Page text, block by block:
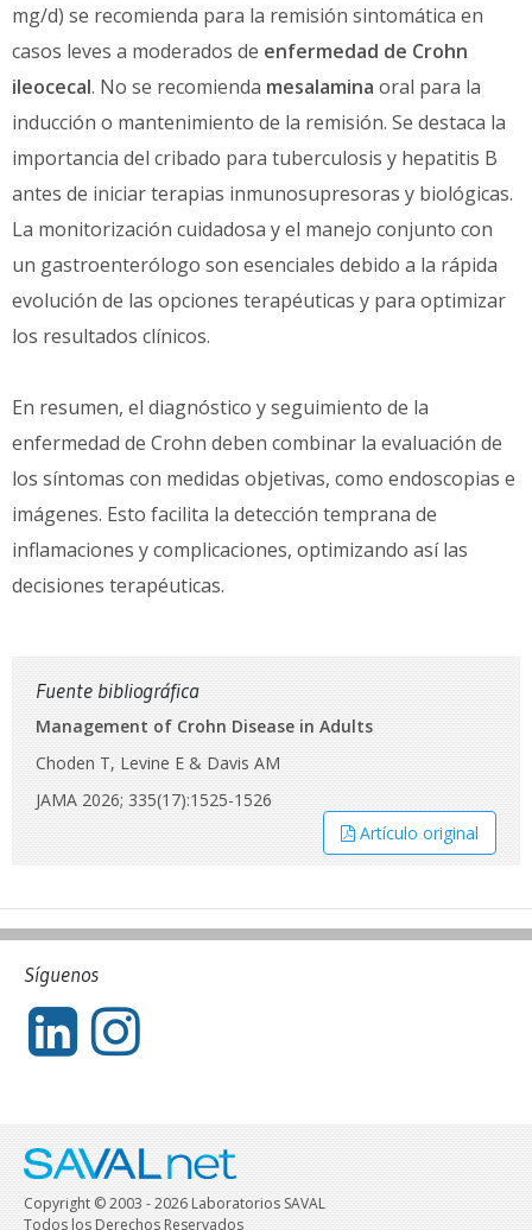
mg/d) se recomienda para la remisión sintomática en
casos leves a moderados de enfermedad de Crohn
ileocecal. No se recomienda mesalamina oral para la
inducción o mantenimiento de la remisión. Se destaca la
importancia del cribado para tuberculosis y hepatitis B
antes de iniciar terapias inmunosupresoras y biológicas.
La monitorización cuidadosa y el manejo conjunto con
un gastroenterólogo son esenciales debido a la rápida
evolución de las opciones terapéuticas y para optimizar
los resultados clínicos.
En resumen, el diagnóstico y seguimiento de la
enfermedad de Crohn deben combinar la evaluación de
los síntomas con medidas objetivas, como endoscopias e
imágenes. Esto facilita la detección temprana de
inflamaciones y complicaciones, optimizando así las
decisiones terapéuticas.
Fuente bibliográfica
Management of Crohn Disease in Adults
Choden T, Levine E & Davis AM
JAMA 2026; 335(17):1525-1526
Artículo original
Síguenos
Copyright © 2003 - 2026 Laboratorios SAVAL
Todos los Derechos Reservados